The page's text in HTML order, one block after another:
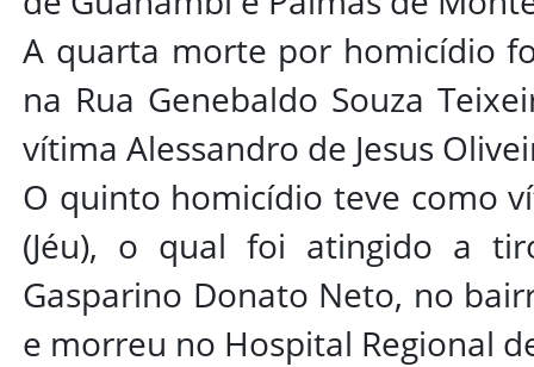
A quarta morte por homicídio
na Rua Genebaldo Souza
vítima Alessandro de Jesus
O quinto homicídio teve como
(Jéu), o qual foi atingido a
Gasparino Donato Neto, no
e morreu no Hospital Regional